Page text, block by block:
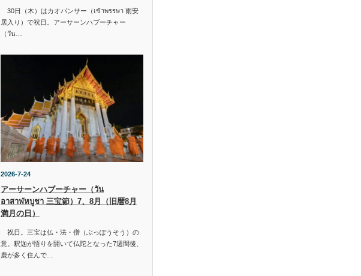
30日（木）はカオパンサー（เข้าพรรษา 雨安
居入り）で祝日。アーサーンハブーチャー
（วัน…
2026-7-24
アーサーンハブーチャー（วัน
อาสาฬหบูชา 三宝節）7、8月（旧暦8月
満月の日）
祝日。三宝は仏・法・僧（ぶっぽうそう）の
意。釈迦が悟りを開いて仏陀となった7週間後、
鹿が多く住んで…